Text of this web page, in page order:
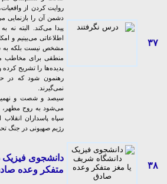
۳۷
روایت کردن از
دشمن آن را
پیدا می‌کند. البته نه
اطلاعاتی می‌بینیم و
مشخص نیست بلکه به
منطقی برای مخاطب
پدیده‌ها را تشریح
رهنمون شود که در
نمی‌گیرند.
سیصد و شصت و نهمین
می‌شود به روح مطهر،
سپاه پاسداران
رژیم صهیونی در جنگ
۳۸
دانشجوی فیزیک
متفکر وعده